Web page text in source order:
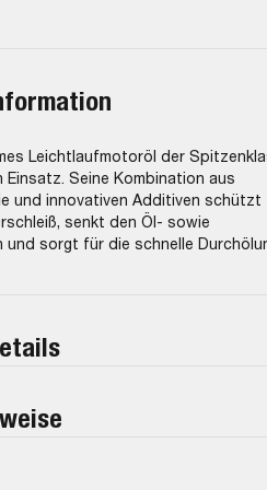
Leichtlaufmotoröl der
Einsatz. Seine Kombination aus
und innovativen Additiven schützt
senkt den Öl- sowie
sorgt für die schnelle